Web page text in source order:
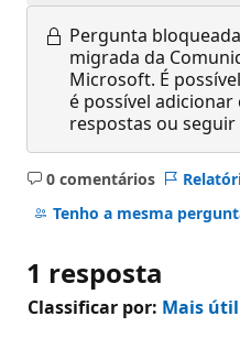
Pergunta
migrada da
Microsoft. É
é possível
respostas ou
0 comentários
Sem
comentários
Tenho a mesma
1 resposta
Classificar por: Mais útil